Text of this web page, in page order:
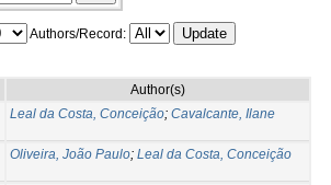
Authors/Record:
Author(s)
Leal da Costa, Conceição; Cavalcante, Ilane
Oliveira, João Paulo; Leal da Costa, Conceição